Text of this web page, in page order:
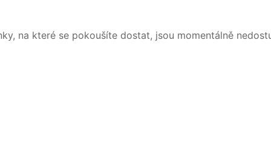
na které se pokoušíte dostat, jsou momentálně